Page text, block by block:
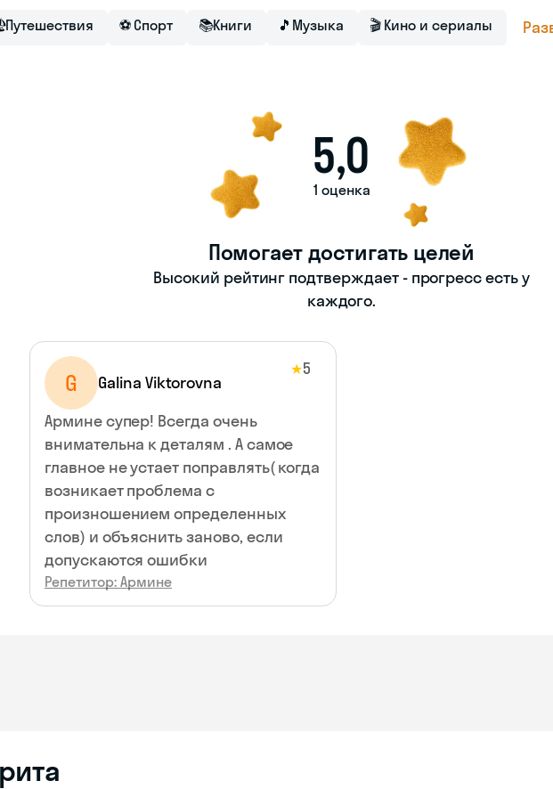
Путешествия ⚽ Спорт 📚Книги 🎵 Музыка 🎬 Кино и сериалы
5,0
1 оценка
Помогает достигать целей
Высокий рейтинг подтверждает - прогресс есть у
каждого.
G Galina Viktorovna
★5
Армине супер! Всегда очень
внимательна к деталям . А самое
главное не устает поправлять( когда
возникает проблема с
произношением определенных
слов) и объяснить заново, если
допускаются ошибки
Репетитор: Армине